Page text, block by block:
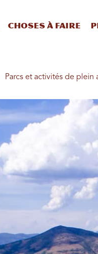
Choses à faire
Parcs et activités de plein